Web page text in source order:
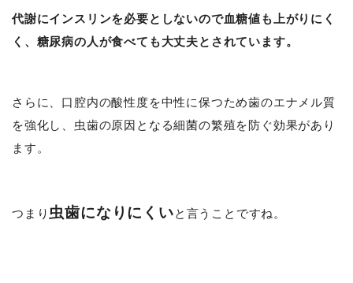
代謝にインスリンを必要としないので血糖値も上がりにく
く、糖尿病の人が食べても大丈夫とされています。
さらに、口腔内の酸性度を中性に保つため歯のエナメル質
を強化し、虫歯の原因となる細菌の繁殖を防ぐ効果があり
ます。
つまり 虫歯になりにくいと言うことですね。